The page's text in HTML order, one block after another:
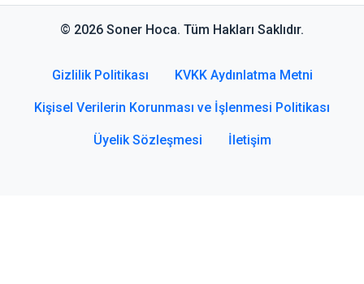
© 2026 Soner Hoca. Tüm Hakları Saklıdır.
Gizlilik Politikası KVKK Aydınlatma Metni
Kişisel Verilerin Korunması ve İşlenmesi Politikası
Üyelik Sözleşmesi İletişim